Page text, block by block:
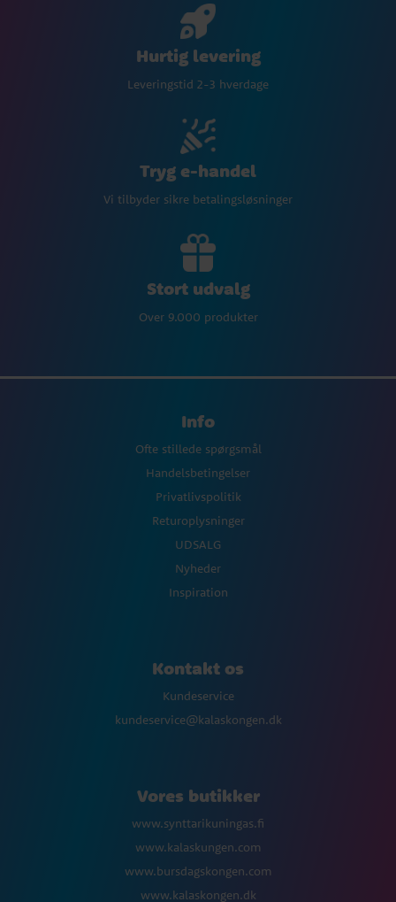
Hurtig levering
Leveringstid 2-3 hverdage
Tryg e-handel
Vi tilbyder sikre betalingsløsninger
Stort udvalg
Over 9.000 produkter
Info
Ofte stillede spørgsmål
Handelsbetingelser
Privatlivspolitik
Returoplysninger
UDSALG
Nyheder
Inspiration
Kontakt os
Kundeservice
kundeservice@kalaskongen.dk
Vores butikker
www.synttarikuningas.fi
www.kalaskungen.com
www.bursdagskongen.com
www.kalaskongen.dk